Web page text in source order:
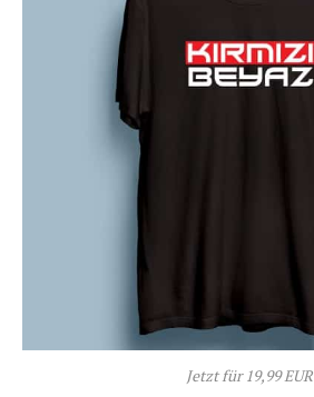
Jetzt für 19,99 EUR